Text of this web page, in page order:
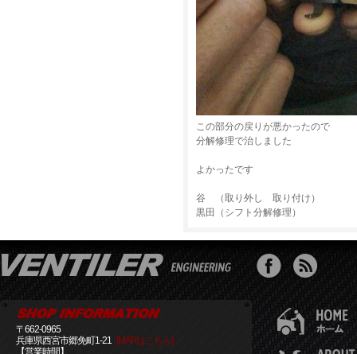
この部分の戻りが悪かったので
分解修理で治しました
よかったです
谷 （取り外し 取り付け）
黒田（シフト分解修理）
〒662-0965
兵庫県西宮市郷免町1-21 [MAPはこちら]
【営業時間】